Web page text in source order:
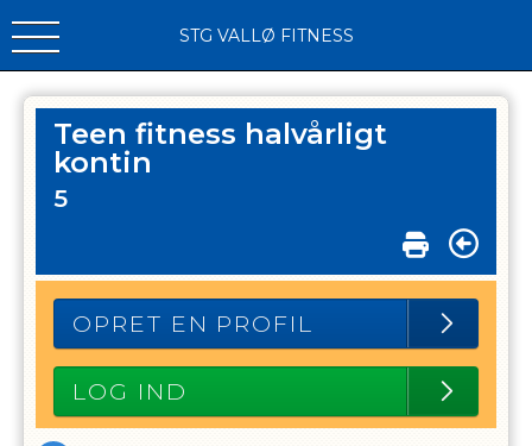
STG VALLØ FITNESS
Teen fitness halvårligt
kontin
5
OPRET EN PROFIL
LOG IND